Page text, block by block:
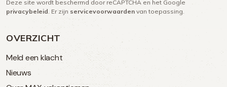
OVERZICHT
Meld een klacht
Nieuws
(Vereist)
Deze site wordt beschermd door reCAPTCHA en het Google
privacybeleid. Er zijn servicevoorwaarden van toepassing.